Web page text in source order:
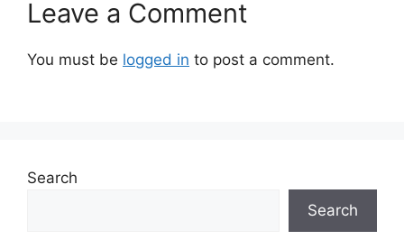
Leave a Comment
You must be logged in to post a comment.
Search
Search